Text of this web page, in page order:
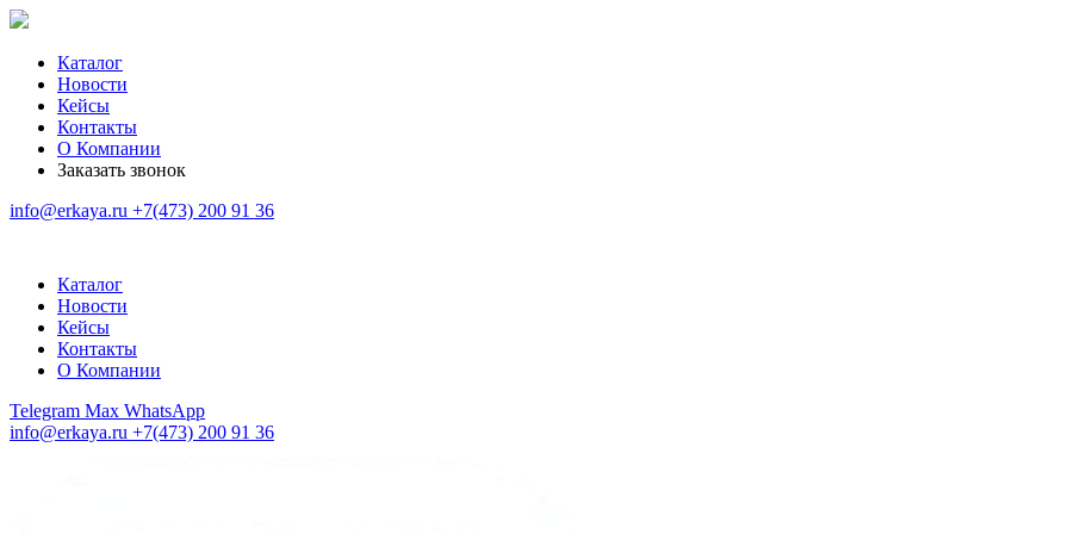
Каталог
Новости
Кейсы
Контакты
О Компании
Заказать звонок
info@erkaya.ru +7(473) 200 91 36
Каталог
Новости
Кейсы
Контакты
О Компании
Telegram Max WhatsApp
info@erkaya.ru +7(473) 200 91 36